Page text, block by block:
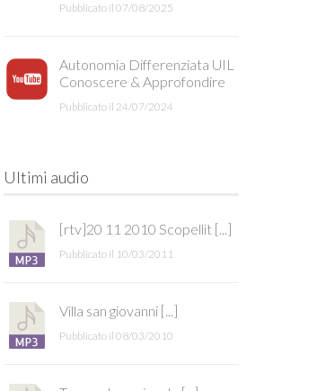
Pubblicato il 07/08/2025
Autonomia Differenziata UIL
Conoscere & Approfondire
Pubblicato il 24/07/2024
Ultimi audio
[rtv]20 11 2010 Scopellit [...]
Pubblicato il 10/03/2011
Villa san giovanni [...]
Pubblicato il 08/03/2010